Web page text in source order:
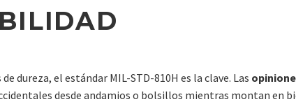
dureza, el estándar MIL-STD-810H es la clave. Las
desde andamios o bolsillos mientras montan en